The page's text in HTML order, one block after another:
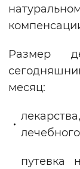
Размер
месяц:
путевка